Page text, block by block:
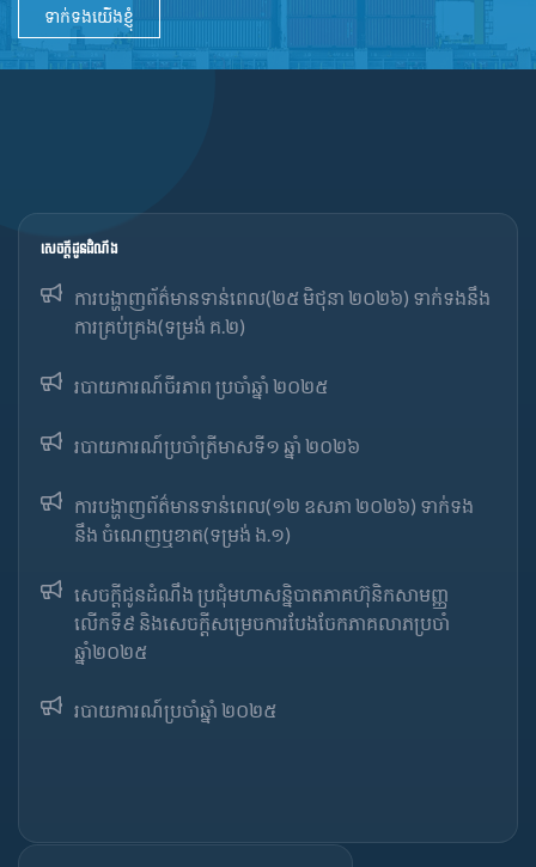
ទាក់ទងយើងខ្ញុំ
សេចក្ដីជូនដំណឹង
ការបង្ហាញព័ត៌មានទាន់ពេល(២៥ មិថុនា ២០២៦) ទាក់ទងនឹង
ការគ្រប់គ្រង(ទម្រង់ គ.២)
របាយការណ៍ចីរភាព ប្រចាំឆ្នាំ ២០២៥
របាយការណ៍​​ប្រចាំ​ត្រីមាសទី១ ឆ្នាំ ២០២៦
ការបង្ហាញព័ត៌មានទាន់ពេល(១២ ឧសភា ២០២៦) ទាក់ទង
នឹង ចំណេញឬខាត(ទម្រង់ ង.១)
សេចក្តីជូនដំណឹង ប្រជុំមហាសន្និបាតភាគហ៊ុនិកសាមញ្ញ
លើកទី៩ និងសេចក្តីសម្រេចការបែងចែកភាគលាភប្រចាំ
ឆ្នាំ២០២៥​
របាយការណ៍​​ប្រចាំ​ឆ្នាំ ២០២៥